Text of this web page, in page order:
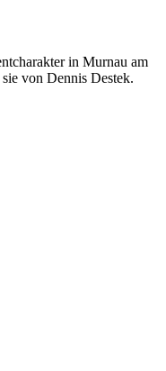
in Murnau am
von Dennis Destek.